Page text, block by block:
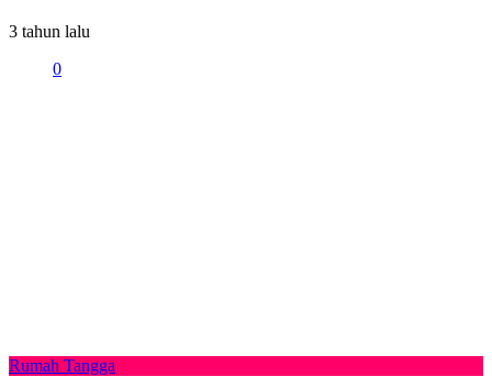
3 tahun lalu
0
Rumah Tangga